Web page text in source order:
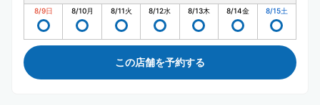
8/9日 8/10月 8/11火 8/12水 8/13木 8/14金 8/15土
この店舗を予約する